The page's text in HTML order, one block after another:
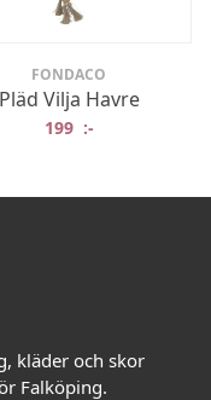
FONDACO
Pläd Vilja Havre
199 :-
kläder och skor
Falköping.